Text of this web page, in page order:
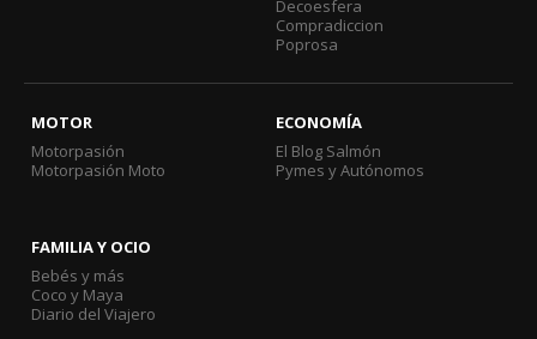
Decoesfera
Compradiccion
Poprosa
MOTOR
Motorpasión
Motorpasión Moto
ECONOMÍA
El Blog Salmón
Pymes y Autónomos
FAMILIA Y OCIO
Bebés y más
Coco y Maya
Diario del Viajero